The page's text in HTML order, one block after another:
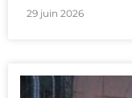
29 juin 2026